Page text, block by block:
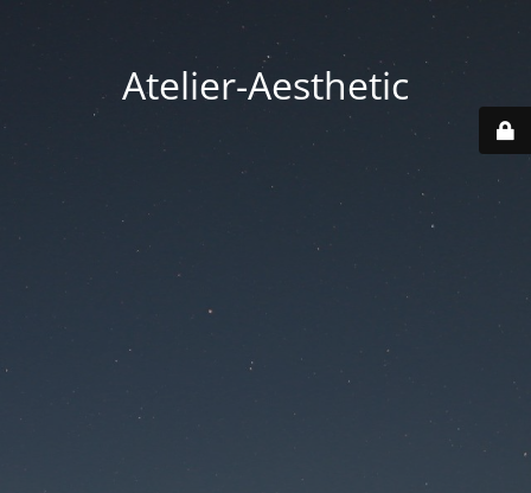
Atelier-Aesthetic